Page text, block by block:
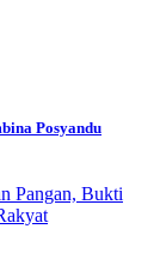
Posyandu